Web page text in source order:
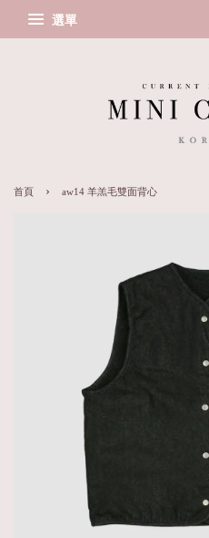
選單
首頁 › aw14 羊羔毛雙面背心